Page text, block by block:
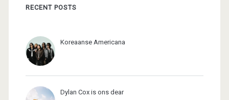
RECENT POSTS
Koreaanse Americana
Dylan Cox is ons dear